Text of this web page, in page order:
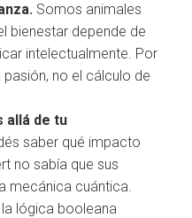
Somos animales
bienestar depende de
intelectualmente. Por
no el cálculo de
allá de tu
saber qué impacto
no sabía que sus
mecánica cuántica.
lógica booleana